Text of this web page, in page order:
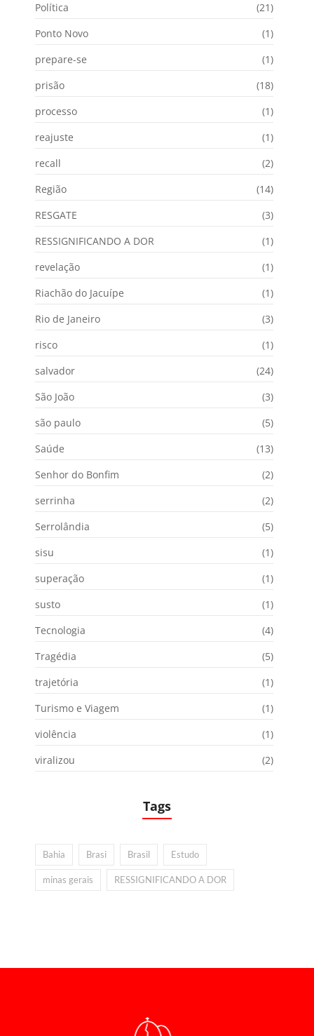
Política
(21)
Ponto Novo
(1)
prepare-se
(1)
prisão
(18)
processo
(1)
reajuste
(1)
recall
(2)
Região
(14)
RESGATE
(3)
RESSIGNIFICANDO A DOR
(1)
revelação
(1)
Riachão do Jacuípe
(1)
Rio de Janeiro
(3)
risco
(1)
salvador
(24)
São João
(3)
são paulo
(5)
Saúde
(13)
Senhor do Bonfim
(2)
serrinha
(2)
Serrolândia
(5)
sisu
(1)
superação
(1)
susto
(1)
Tecnologia
(4)
Tragédia
(5)
trajetória
(1)
Turismo e Viagem
(1)
violência
(1)
viralizou
(2)
Tags
Bahia Brasi Brasil Estudo
minas gerais RESSIGNIFICANDO A DOR